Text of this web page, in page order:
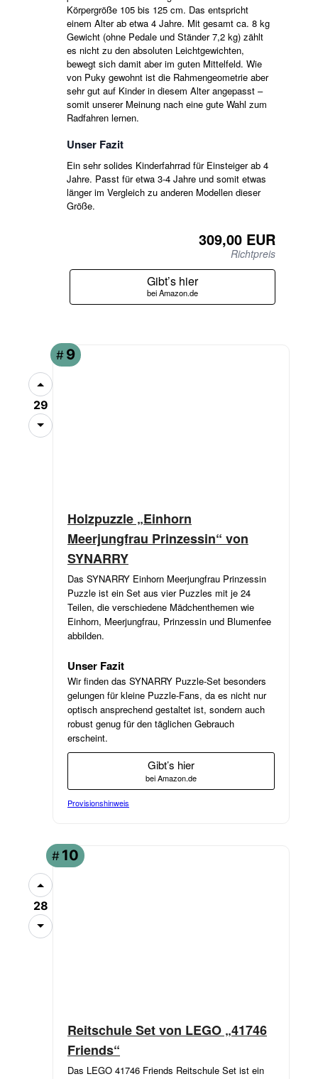
Körpergröße 105 bis 125 cm. Das entspricht
einem Alter ab etwa 4 Jahre. Mit gesamt ca. 8 kg
Gewicht (ohne Pedale und Ständer 7,2 kg) zählt
es nicht zu den absoluten Leichtgewichten,
bewegt sich damit aber im guten Mittelfeld. Wie
von Puky gewohnt ist die Rahmengeometrie aber
sehr gut auf Kinder in diesem Alter angepasst –
somit unserer Meinung nach eine gute Wahl zum
Radfahren lernen.
Unser Fazit
Ein sehr solides Kinderfahrrad für Einsteiger ab 4
Jahre. Passt für etwa 3-4 Jahre und somit etwas
länger im Vergleich zu anderen Modellen dieser
Größe.
309,00 EUR
Richtpreis
Gibt’s hier
bei Amazon.de
# 9
29
Holzpuzzle „Einhorn
Meerjungfrau Prinzessin“ von
SYNARRY
Das SYNARRY Einhorn Meerjungfrau Prinzessin
Puzzle ist ein Set aus vier Puzzles mit je 24
Teilen, die verschiedene Mädchenthemen wie
Einhorn, Meerjungfrau, Prinzessin und Blumenfee
abbilden.
Unser Fazit
Wir finden das SYNARRY Puzzle-Set besonders
gelungen für kleine Puzzle-Fans, da es nicht nur
optisch ansprechend gestaltet ist, sondern auch
robust genug für den täglichen Gebrauch
erscheint.
Gibt’s hier
bei Amazon.de
Provisionshinweis
# 10
28
Reitschule Set von LEGO „41746
Friends“
Das LEGO 41746 Friends Reitschule Set ist ein